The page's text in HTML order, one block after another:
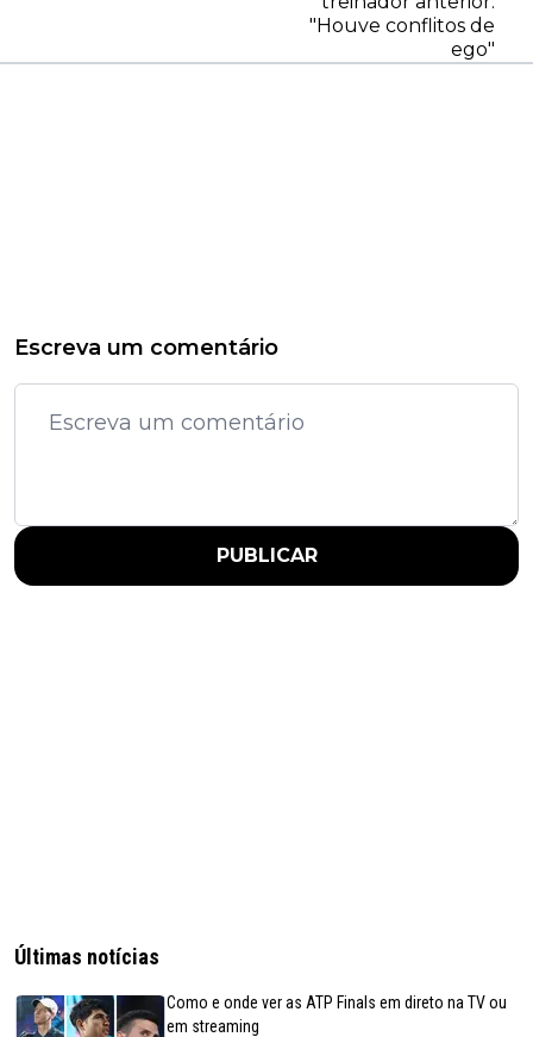
"Houve conflitos de
ego"
Escreva um comentário
PUBLICAR
Últimas notícias
Como e onde ver as ATP Finals em direto na TV ou
em streaming